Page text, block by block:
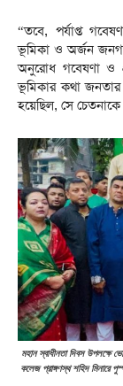
“তবে, পর্যাপ্ত
ভূমিকা ও অর্জন
অনুরোধ গবেষণা ও
ভূমিকার কথা জনতার
হয়েছিল, সে
মহান স্বাধীনতা দিবস উপলক্ষে
কলেজ প্রাঙ্গণস্থ শহিদ মিনারে